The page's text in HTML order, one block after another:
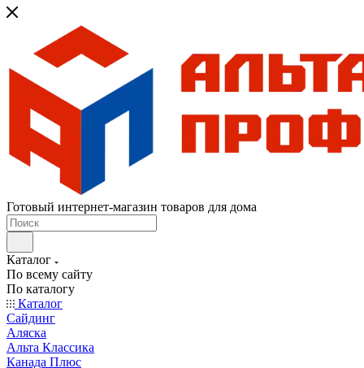
Готовый интернет-магазин товаров для дома
Каталог
По всему сайту
По каталогу
Каталог
Сайдинг
Аляска
Альта Классика
Канада Плюс